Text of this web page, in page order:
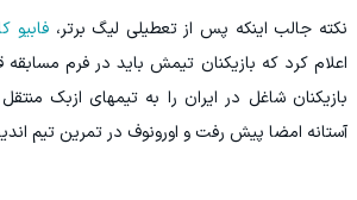
نکته جالب اینکه پس از تعطیلی لیگ برتر،فابیو
اعلام کرد که بازیکنان تیمش باید در فرم
بازیکنان شاغل در ایران را به تیمهای ازبک
آستانه امضا پیش رفت و اورونوف در تمرین تیم